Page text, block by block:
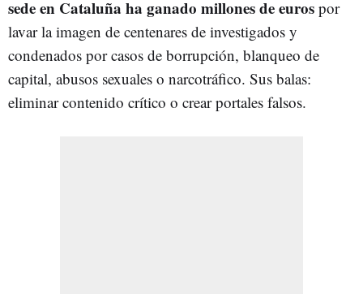
sede en Cataluña ha ganado millones de euros por
lavar la imagen de centenares de investigados y
condenados por casos de borrupción, blanqueo de
capital, abusos sexuales o narcotráfico. Sus balas:
eliminar contenido crítico o crear portales falsos.